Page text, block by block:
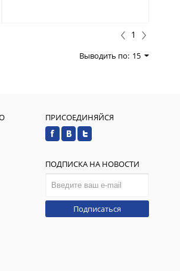
1
Выводить по: 15
ПРИСОЕДИНЯЙСЯ
ПОДПИСКА НА НОВОСТИ
Подписаться